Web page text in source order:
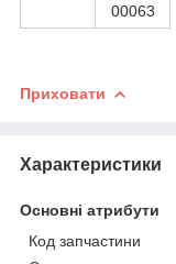
00063
Приховати
Характеристики
Основні атрибути
Код запчастини